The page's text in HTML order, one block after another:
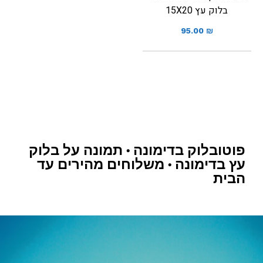
בלוק עץ 15X20
95.00 ₪
פוטובלוק בדימונה • תמונה על בלוק
עץ בדימונה • משלוחים מהירים עד
הבית